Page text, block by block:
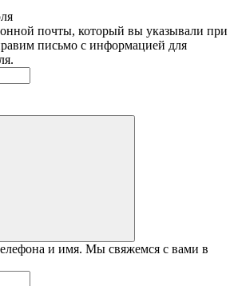
почты, который вы указывали при
письмо с информацией для
и имя. Мы свяжемся с вами в